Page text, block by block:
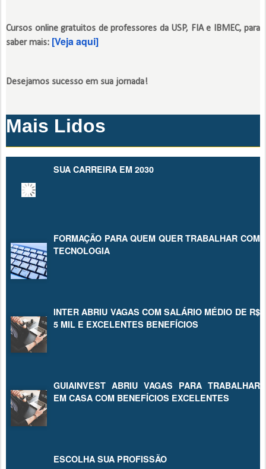
Cursos online gratuitos de professores da USP, FIA e IBMEC, para
saber mais: [Veja aqui]
Desejamos sucesso em sua jornada!
Mais Lidos
SUA CARREIRA EM 2030
FORMAÇÃO PARA QUEM QUER TRABALHAR COM
TECNOLOGIA
INTER ABRIU VAGAS COM SALÁRIO MÉDIO DE R$
5 MIL E EXCELENTES BENEFÍCIOS
GUIAINVEST ABRIU VAGAS PARA TRABALHAR
EM CASA COM BENEFÍCIOS EXCELENTES
ESCOLHA SUA PROFISSÃO